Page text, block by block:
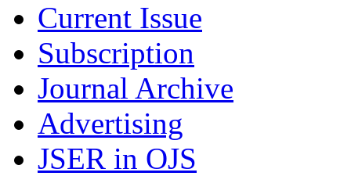
Current Issue
Subscription
Journal Archive
Advertising
JSER in OJS